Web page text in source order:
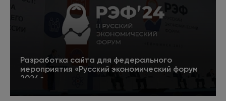
Разработка сайта для федерального
мероприятия «Русский экономический форум
2024»
Подробнее 5